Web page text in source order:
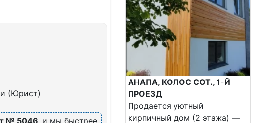
(Юрист)
№ 5046, и мы быстрее
АНАПА, КОЛОС СОТ., 1-Й
ПРОЕЗД
Продается уютный
кирпичный дом (2 этажа) —